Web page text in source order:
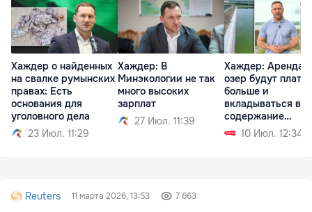
Хаждер о найденных
на свалке румынских
правах: Есть
основания для
уголовного дела
23 Июл. 11:29
Хаждер: В
Минэкологии не так
много высоких
зарплат
27 Июл. 11:39
Хаждер:
озер будут
больше и
вкладываться в
содержание
водоемов
10 Июл. 12:34
Reuters 11 марта 2026, 13:53 7 663